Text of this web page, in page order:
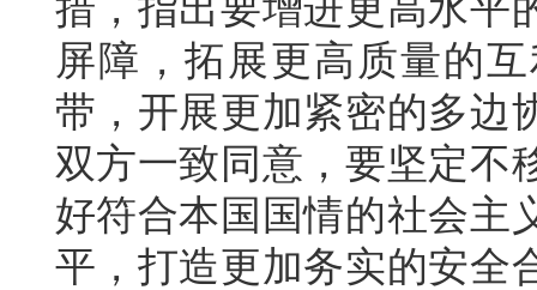
措，指出要增进更高水平
屏障，拓展更高质量的
带，开展更加紧密的多边
双方一致同意，要坚定不
好符合本国国情的社会主
平，打造更加务实的安全